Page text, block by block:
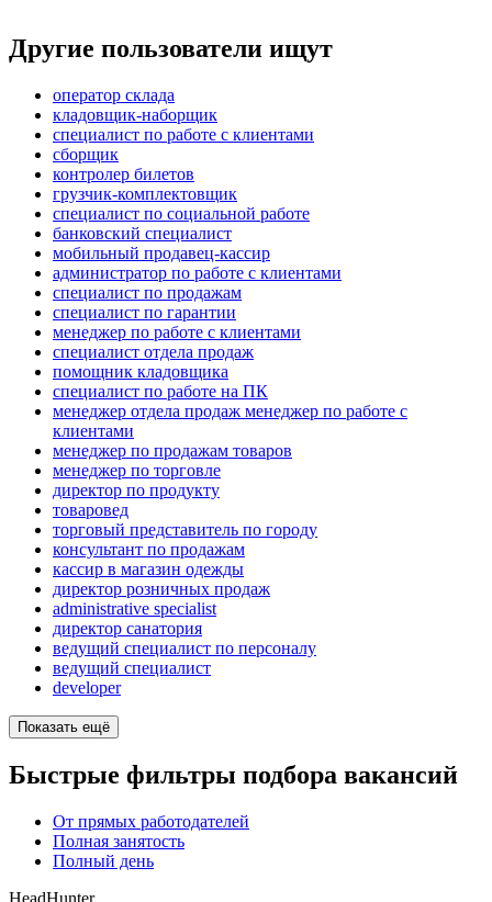
Другие пользователи ищут
оператор склада
кладовщик-наборщик
специалист по работе с клиентами
сборщик
контролер билетов
грузчик-комплектовщик
специалист по социальной работе
банковский специалист
мобильный продавец-кассир
администратор по работе с клиентами
специалист по продажам
специалист по гарантии
менеджер по работе с клиентами
специалист отдела продаж
помощник кладовщика
специалист по работе на ПК
менеджер отдела продаж менеджер по работе с
клиентами
менеджер по продажам товаров
менеджер по торговле
директор по продукту
товаровед
торговый представитель по городу
консультант по продажам
кассир в магазин одежды
директор розничных продаж
administrative specialist
директор санатория
ведущий специалист по персоналу
ведущий специалист
developer
Показать ещё
Быстрые фильтры подбора вакансий
От прямых работодателей
Полная занятость
Полный день
HeadHunter